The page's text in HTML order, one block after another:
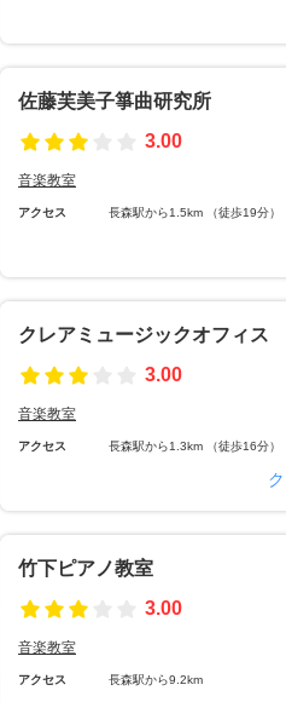
佐藤芙美子箏曲研究所
3.00
音楽教室
アクセス 長森駅から1.5km （徒歩19分）
クレアミュージックオフィス
3.00
音楽教室
アクセス 長森駅から1.3km （徒歩16分）
竹下ピアノ教室
3.00
音楽教室
アクセス 長森駅から9.2km